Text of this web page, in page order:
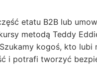
etatu B2B lub
metodą Teddy
kogoś, kto lubi
i potrafi tworzyć